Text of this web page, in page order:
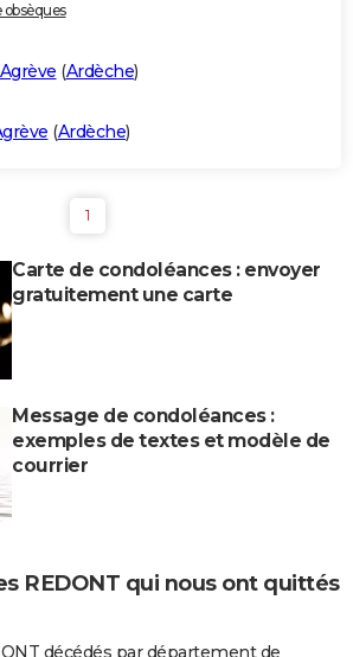
(Ardèche)
(Ardèche)
1
Carte de condoléances : envoyer
gratuitement une carte
Message de condoléances :
exemples de textes et modèle de
courrier
REDONT qui nous ont quittés
décédés par département de